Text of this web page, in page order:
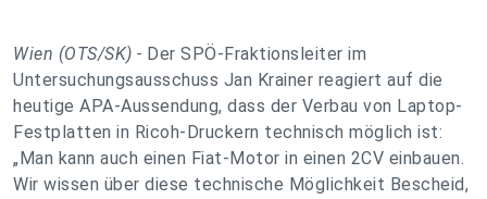
Wien (OTS/SK) - Der SPÖ-Fraktionsleiter im
Untersuchungsausschuss Jan Krainer reagiert auf die
heutige APA-Aussendung, dass der Verbau von Laptop-
Festplatten in Ricoh-Druckern technisch möglich ist:
„Man kann auch einen Fiat-Motor in einen 2CV einbauen.
Wir wissen über diese technische Möglichkeit Bescheid,